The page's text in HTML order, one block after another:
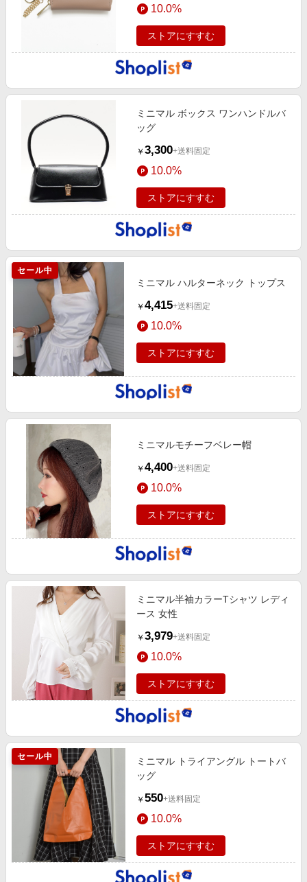
10.0%
ストアにすすむ
ミニマル ボックス ワンハンドルバ
ッグ
￥ 3,300+送料固定
10.0%
ストアにすすむ
セール中
ミニマル ハルターネック トップス
￥ 4,415+送料固定
10.0%
ストアにすすむ
ミニマルモチーフベレー帽
￥ 4,400+送料固定
10.0%
ストアにすすむ
ミニマル半袖カラーTシャツ レディ
ース 女性
￥ 3,979+送料固定
10.0%
ストアにすすむ
セール中
ミニマル トライアングル トートバ
ッグ
￥ 550+送料固定
10.0%
ストアにすすむ